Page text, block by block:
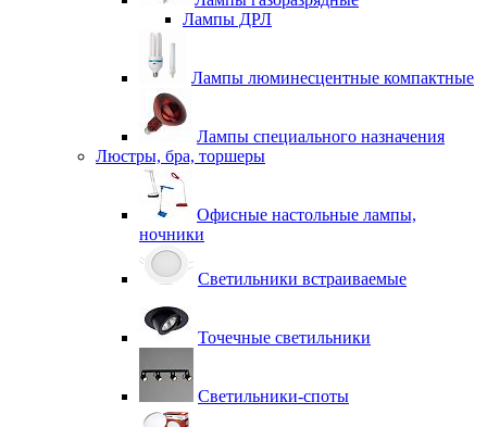
Лампы ДРЛ
Лампы люминесцентные компактные
Лампы специального назначения
Люстры, бра, торшеры
Офисные настольные лампы,
ночники
Светильники встраиваемые
Точечные светильники
Светильники-споты